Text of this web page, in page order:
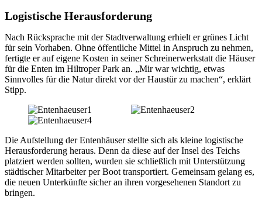
Logistische Herausforderung
Nach Rücksprache mit der Stadtverwaltung erhielt er grünes Licht
für sein Vorhaben. Ohne öffentliche Mittel in Anspruch zu nehmen,
fertigte er auf eigene Kosten in seiner Schreinerwerkstatt die Häuser
für die Enten im Hiltroper Park an. „Mir war wichtig, etwas
Sinnvolles für die Natur direkt vor der Haustür zu machen“, erklärt
Stipp.
Die Aufstellung der Entenhäuser stellte sich als kleine logistische
Herausforderung heraus. Denn da diese auf der Insel des Teichs
platziert werden sollten, wurden sie schließlich mit Unterstützung
städtischer Mitarbeiter per Boot transportiert. Gemeinsam gelang es,
die neuen Unterkünfte sicher an ihren vorgesehenen Standort zu
bringen.